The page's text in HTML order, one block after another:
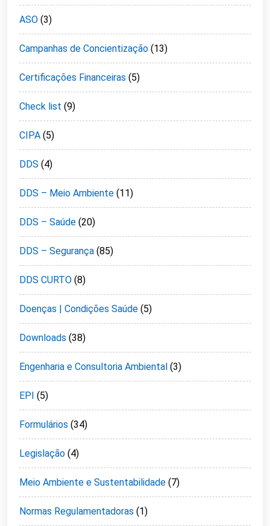
ASO (3)
Campanhas de Concientização (13)
Certificações Financeiras (5)
Check list (9)
CIPA (5)
DDS (4)
DDS – Meio Ambiente (11)
DDS – Saúde (20)
DDS – Segurança (85)
DDS CURTO (8)
Doenças | Condições Saúde (5)
Downloads (38)
Engenharia e Consultoria Ambiental (3)
EPI (5)
Formulários (34)
Legislação (4)
Meio Ambiente e Sustentabilidade (7)
Normas Regulamentadoras (1)